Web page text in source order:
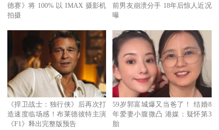
德赛》将 100% 以 IMAX 摄影机
拍摄
前男友崩溃分手 18年后惊人近况
曝
《捍卫战士：独行侠》后再次打
造速度临场感！布莱德彼特主演
《F1》释出完整版预告
59岁郭富城爆又当爸了！ 结婚8
年爱妻小腹微凸 港媒：疑怀第3
胎